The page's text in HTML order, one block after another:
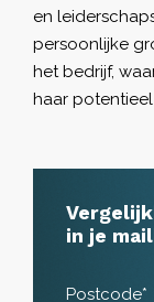
en
persoonlijke
het bedrijf,
haar
in je
Postcode*